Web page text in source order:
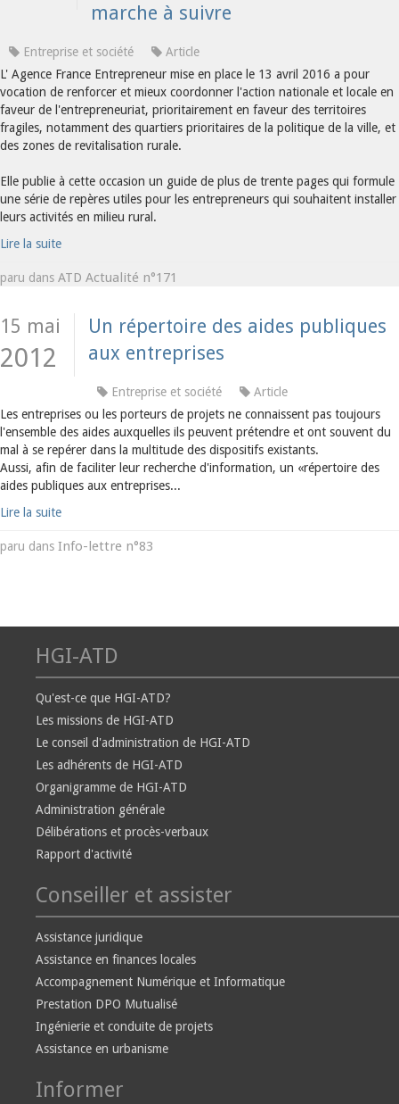
marche à suivre
Entreprise et société
Article
L' Agence France Entrepreneur mise en place le 13 avril 2016 a pour
vocation de renforcer et mieux coordonner l'action nationale et locale en
faveur de l'entrepreneuriat, prioritairement en faveur des territoires
fragiles, notamment des quartiers prioritaires de la politique de la ville, et
des zones de revitalisation rurale.
Elle publie à cette occasion un guide de plus de trente pages qui formule
une série de repères utiles pour les entrepreneurs qui souhaitent installer
leurs activités en milieu rural.
Lire la suite
paru dans ATD Actualité n°171
15 mai
2012
Un répertoire des aides publiques
aux entreprises
Entreprise et société
Article
Les entreprises ou les porteurs de projets ne connaissent pas toujours
l'ensemble des aides auxquelles ils peuvent prétendre et ont souvent du
mal à se repérer dans la multitude des dispositifs existants.
Aussi, afin de faciliter leur recherche d'information, un «répertoire des
aides publiques aux entreprises...
Lire la suite
paru dans Info-lettre n°83
HGI-ATD
Qu'est-ce que HGI-ATD?
Les missions de HGI-ATD
Le conseil d'administration de HGI-ATD
Les adhérents de HGI-ATD
Organigramme de HGI-ATD
Administration générale
Délibérations et procès-verbaux
Rapport d'activité
Conseiller et assister
Assistance juridique
Assistance en finances locales
Accompagnement Numérique et Informatique
Prestation DPO Mutualisé
Ingénierie et conduite de projets
Assistance en urbanisme
Informer